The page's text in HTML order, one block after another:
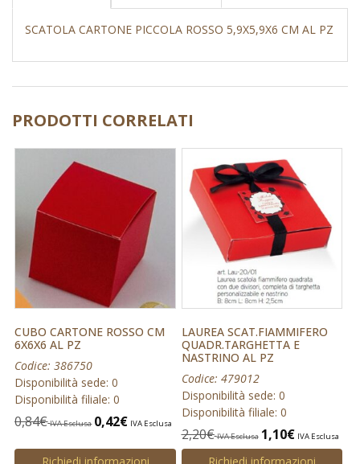
SCATOLA CARTONE PICCOLA ROSSO 5,9X5,9X6 CM AL PZ
PRODOTTI CORRELATI
CUBO CARTONE ROSSO CM
6X6X6 AL PZ
Codice: 386750
Disponibilità sede: 0
Disponibilità filiale: 0
0,84€ IVA Esclusa 0,42€ IVA Esclusa
LAUREA SCAT.FIAMMIFERO
QUADR.TARGHETTA E
NASTRINO AL PZ
Codice: 479012
Disponibilità sede: 0
Disponibilità filiale: 0
2,20€ IVA Esclusa 1,10€ IVA Esclusa